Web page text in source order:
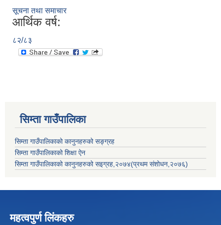
सूचना तथा समाचार
आर्थिक वर्ष:
८२/८३
सिम्ता गाउँपालिका
सिम्ता गाउँपालिकाको कानुनहरुको सङ्ग्रह
सिम्ता गाउँपालिकाको शिक्षा ऐन
सिम्ता गाउँपालिकाको कानुनहरुको सइग्रह,२०७४(प्रथम संशोधन,२०७६)
महत्वपुर्ण लिंकहरु